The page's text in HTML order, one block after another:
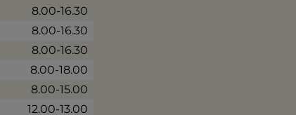
8.00-16.30
8.00-16.30
8.00-16.30
8.00-18.00
8.00-15.00
12.00-13.00